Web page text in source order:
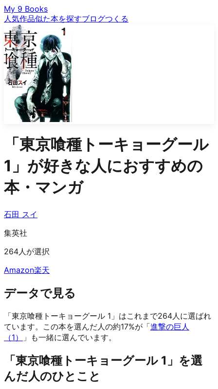
My 9 Books
人気作品似た本を探すブログつくる
「東京喰種トーキョーグール
1 」が好きな人におすすめの
本・マンガ
石田 スイ
集英社
264人が選択
Amazon楽天
データで見る
「東京喰種トーキョーグール 1」はこれまで264人に選ばれ
ています。 この本を選んだ人の約17%が「進撃の巨人
（1）
」も一緒に選んでいます。
「東京喰種トーキョーグール 1」を選
んだ人のひとこと